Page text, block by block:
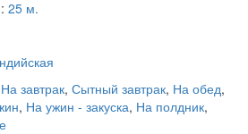
25 м.
На завтрак, Сытный завтрак, На обед,
, На ужин - закуска, На полдник,